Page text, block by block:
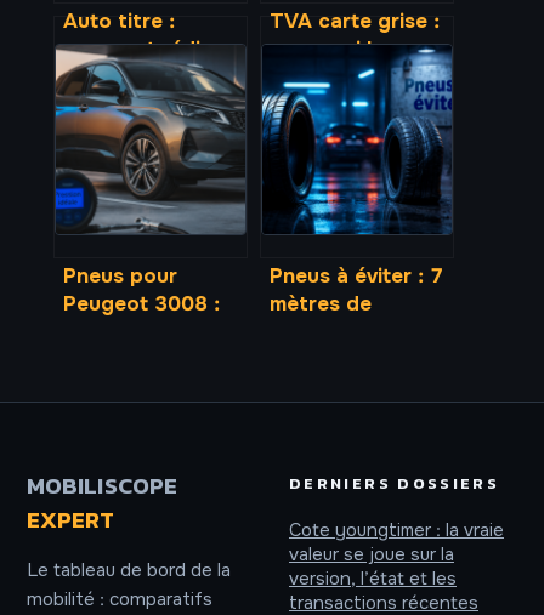
Auto titre :
comment rédiger
automatiquement
des titres
accrocheurs et
seo
TVA carte grise :
pourquoi les
taxes sont
exonérées et
comment
récupérer vos
frais de service
Pneus pour
Peugeot 3008 :
Pneus à éviter : 7
mètres de
MOBILISCOPE
EXPERT
Le tableau de bord de la
mobilité : comparatifs
DERNIERS DOSSIERS
Cote youngtimer : la vraie
valeur se joue sur la
version, l’état et les
transactions récentes